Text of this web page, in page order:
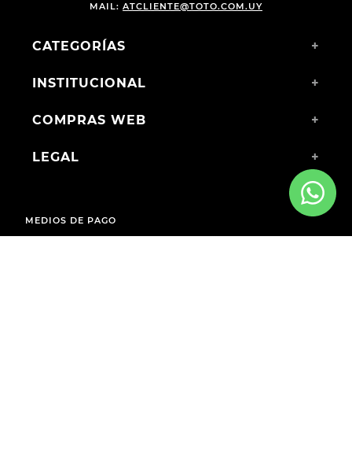
MAIL: ATCLIENTE@TOTO.COM.UY
CATEGORÍAS +
INSTITUCIONAL +
COMPRAS WEB +
LEGAL +
MEDIOS DE PAGO